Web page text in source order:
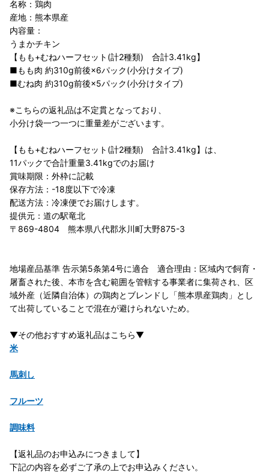
名称：鶏肉
産地：熊本県産
内容量：
うまかチキン
【もも+むねハーフセット(計2種類) 合計3.41kg】
■もも肉 約310g前後×6パック(小分けタイプ)
■むね肉 約310g前後×5パック(小分けタイプ)
※こちらの返礼品は不定貫となっており、
小分け袋一つ一つに重量差がございます。
【もも+むねハーフセット(計2種類) 合計3.41kg】は、
11パックで合計重量3.41kgでのお届け
賞味期限：外枠に記載
保存方法：-18度以下で冷凍
配送方法：冷凍便でお届けします。
提供元：道の駅竜北
〒869-4804 熊本県八代郡氷川町大野875-3
地場産品基準 告示第5条第4号に適合 適合理由：区域内で飼育・
屠畜された後、本市を含む範囲を管轄する事業者に集荷され、区
域外産（近隣自治体）の鶏肉とブレンドし「熊本県産鶏肉」とし
て出荷していることで混在が避けられないため。
▼その他おすすめ返礼品はこちら▼
米
馬刺し
フルーツ
調味料
【返礼品のお申込みにつきまして】
下記の内容を必ずご了承の上でお申込みください。